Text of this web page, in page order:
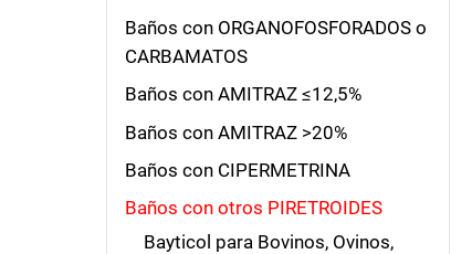
Baños con ORGANOFOSFORADOS o
CARBAMATOS
Baños con AMITRAZ ≤12,5%
Baños con AMITRAZ >20%
Baños con CIPERMETRINA
Baños con otros PIRETROIDES
Bayticol para Bovinos, Ovinos,